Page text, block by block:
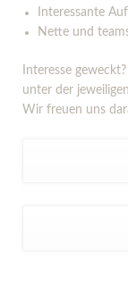
Interessante
Nette und
Interesse
unter der
Wir freuen uns